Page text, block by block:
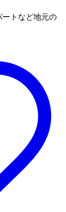
ートなど地元の